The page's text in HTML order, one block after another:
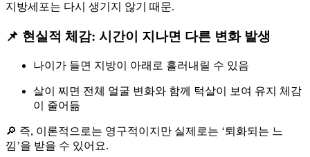
지방세포는 다시 생기지 않기 때문.
📌 현실적 체감: 시간이 지나면 다른 변화 발생
나이가 들면 지방이 아래로 흘러내릴 수 있음
살이 찌면 전체 얼굴 변화와 함께 턱살이 보여 유지 체감
이 줄어듦
🔎 즉, 이론적으로는 영구적이지만 실제로는 ‘퇴화되는 느
낌’을 받을 수 있어요.